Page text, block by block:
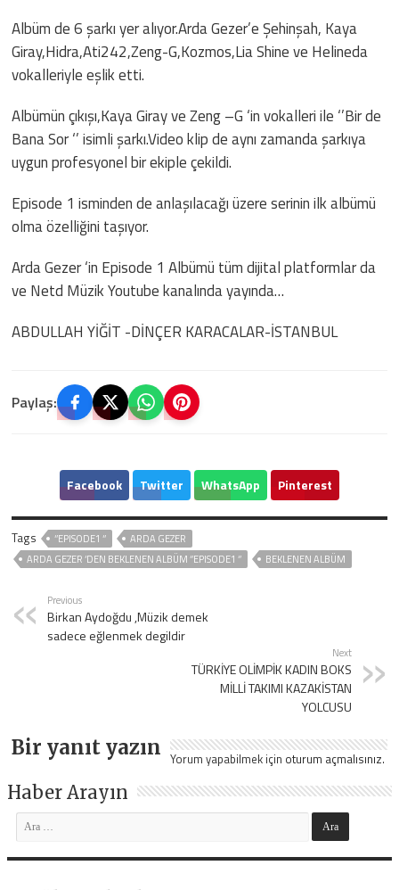
Albüm de 6 şarkı yer alıyor.Arda Gezer’e Şehinşah, Kaya
Giray,Hidra,Ati242,Zeng-G,Kozmos,Lia Shine ve Helineda
vokalleriyle eşlik etti.
Albümün çıkışı,Kaya Giray ve Zeng –G ‘in vokalleri ile ‘’Bir de
Bana Sor ‘’ isimli şarkı.Video klip de aynı zamanda şarkıya
uygun profesyonel bir ekiple çekildi.
Episode 1 isminden de anlaşılacağı üzere serinin ilk albümü
olma özelliğini taşıyor.
Arda Gezer ‘in Episode 1 Albümü tüm dijital platformlar da
ve Netd Müzik Youtube kanalında yayında…
ABDULLAH YİĞİT -DİNÇER KARACALAR-İSTANBUL
Paylaş:
Facebook Twitter WhatsApp Pinterest
Tags ‘’EPISODE1 ‘’
ARDA GEZER
ARDA GEZER ‘DEN BEKLENEN ALBÜM ‘’EPISODE1 ‘’
BEKLENEN ALBÜM
Previous
Birkan Aydoğdu ,Müzik demek
sadece eğlenmek degildir
Next
TÜRKİYE OLİMPİK KADIN BOKS
MİLLİ TAKIMI KAZAKİSTAN
YOLCUSU
Bir yanıt yazın Yorum yapabilmek için oturum açmalısınız.
Haber Arayın